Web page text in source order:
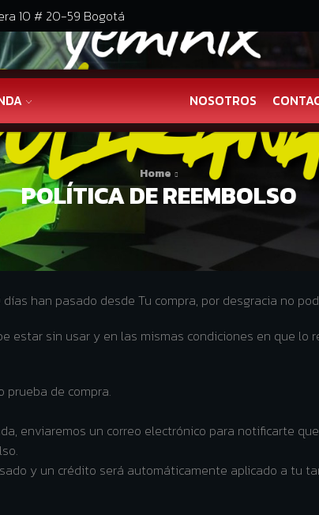
10 # 20-59 Bogotá
NOSOTROS
Home
POLÍTICA DE REEMBOLSO
han pasado desde Tu compra, por desgracia no
estar sin usar y en las mismas condiciones en que lo
prueba de compra.
enviaremos un correo electrónico para notificarte
y un crédito será automáticamente aplicado a tu